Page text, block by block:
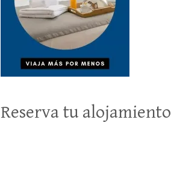
Reserva tu alojamiento